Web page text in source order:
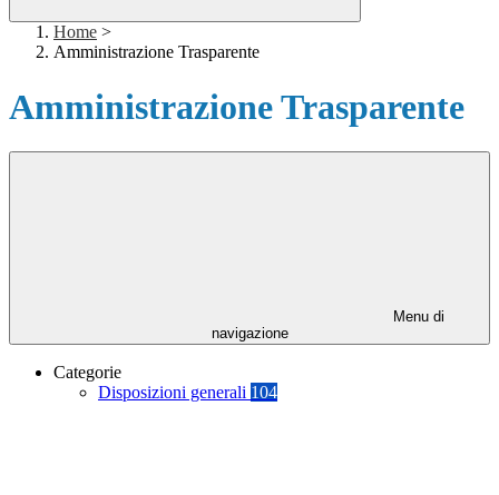
Home >
Amministrazione Trasparente
Amministrazione Trasparente
Menu di
navigazione
Categorie
Disposizioni generali 104